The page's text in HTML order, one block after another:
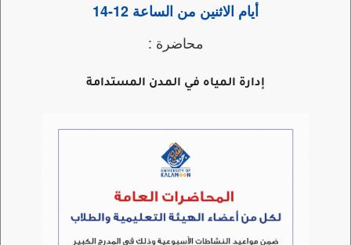
أيام الاثنين من الساعة 12-14
محاضرة :
إدارة المياه في المدن المستدامة